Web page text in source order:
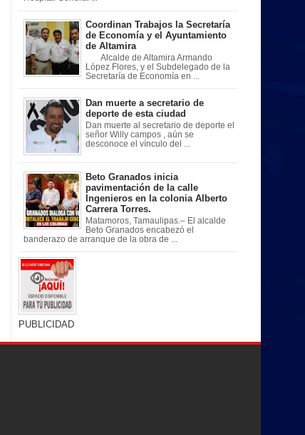
Coordinan Trabajos la Secretaría
de Economía y el Ayuntamiento
de Altamira
Alcalde de Altamira Armando
López Flores, y el Subdelegado de la
Secretaría de Economía en ...
Dan muerte a secretario de
deporte de esta ciudad
Dan muerte al secretario de deporte el
señor Willy campos , aún se
desconoce el vínculo del ...
Beto Granados inicia
pavimentación de la calle
Ingenieros en la colonia Alberto
Carrera Torres.
Matamoros, Tamaulipas.– El alcalde
Beto Granados encabezó el
banderazo de arranque de la obra de ...
PUBLICIDAD